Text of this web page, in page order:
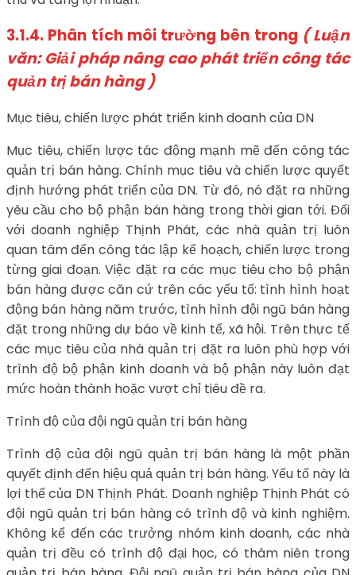
3.1.4. Phân tích môi trường bên trong ( Luận
văn: Giải pháp nâng cao phát triển công tác
quản trị bán hàng )
Mục tiêu, chiến lược phát triển kinh doanh của DN
Mục tiêu, chiến lược tác động mạnh mẽ đến công tác
quản trị bán hàng. Chính mục tiêu và chiến lược quyết
định hướng phát triển của DN. Từ đó, nó đặt ra những
yêu cầu cho bộ phận bán hàng trong thời gian tới. Đối
với doanh nghiệp Thịnh Phát, các nhà quản trị luôn
quan tâm đến công tác lập kế hoạch, chiến lược trong
từng giai đoạn. Việc đặt ra các mục tiêu cho bộ phận
bán hàng được căn cứ trên các yếu tố: tình hình hoạt
động bán hàng năm trước, tình hình đội ngũ bán hàng
đặt trong những dự báo về kinh tế, xã hội. Trên thực tế
các mục tiêu của nhà quản trị đặt ra luôn phù hợp với
trình độ bộ phận kinh doanh và bộ phận này luôn đạt
mức hoàn thành hoặc vượt chỉ tiêu đề ra.
Trình độ của đội ngũ quản trị bán hàng
Trình độ của đội ngũ quản trị bán hàng là một phần
quyết định đến hiệu quả quản trị bán hàng. Yếu tố này là
lợi thế của DN Thịnh Phát. Doanh nghiệp Thịnh Phát có
đội ngũ quản trị bán hàng có trình độ và kinh nghiệm.
Không kể đến các trưởng nhóm kinh doanh, các nhà
quản trị đều có trình độ đại học, có thâm niên trong